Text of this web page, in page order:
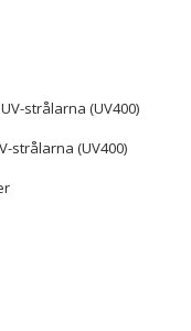
strålarna (UV400)
strålarna (UV400)